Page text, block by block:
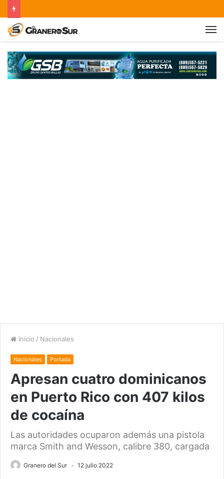
Inicio / Nacionales
Nacionales Portada
Apresan cuatro dominicanos
en Puerto Rico con 407 kilos
de cocaína
Las autoridades ocuparon además una pistola
marca Smith and Wesson, calibre 380, cargada
Granero del Sur 12 julio 2022